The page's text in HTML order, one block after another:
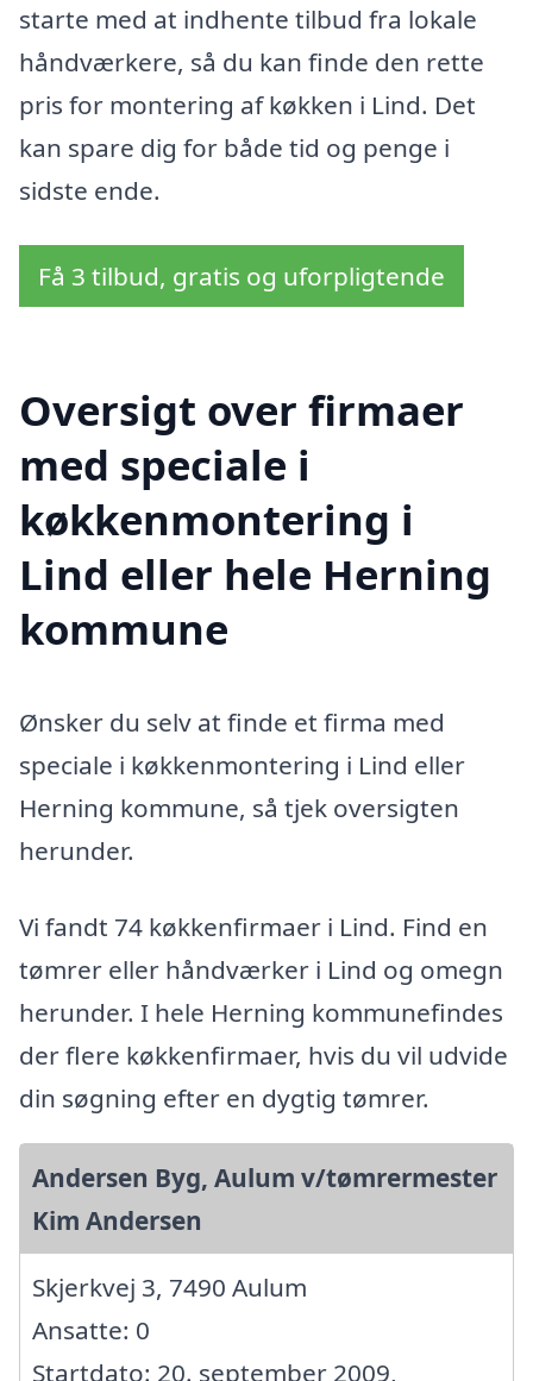
starte med at indhente tilbud fra lokale
håndværkere, så du kan finde den rette
pris for montering af køkken i Lind. Det
kan spare dig for både tid og penge i
sidste ende.
Få 3 tilbud, gratis og uforpligtende
Oversigt over firmaer
med speciale i
køkkenmontering i
Lind eller hele Herning
kommune
Ønsker du selv at finde et firma med
speciale i køkkenmontering i Lind eller
Herning kommune, så tjek oversigten
herunder.
Vi fandt 74 køkkenfirmaer i Lind. Find en
tømrer eller håndværker i Lind og omegn
herunder. I hele Herning kommunefindes
der flere køkkenfirmaer, hvis du vil udvide
din søgning efter en dygtig tømrer.
Andersen Byg, Aulum v/tømrermester
Kim Andersen
Skjerkvej 3, 7490 Aulum
Ansatte: 0
Startdato: 20. september 2009,